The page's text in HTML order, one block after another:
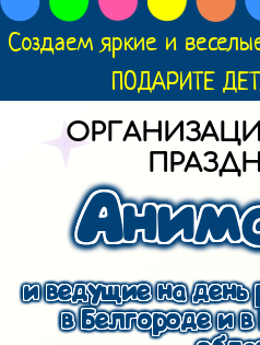
Создаем яркие и
ПОДАРИТЕ
и ведущие на день
в Белгороде и